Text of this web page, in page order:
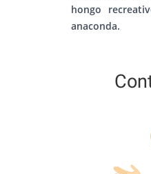
hongo
anaconda.